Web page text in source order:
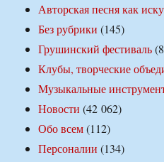
Авторская песня как
Без рубрики (145)
Грушинский фестиваль
Клубы, творческие
Музыкальные
Новости (42 062)
Обо всем(112)
Персоналии (134)